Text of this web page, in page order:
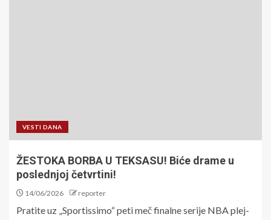
VESTI DANA
ŽESTOKA BORBA U TEKSASU! Biće drame u
poslednjoj četvrtini!
14/06/2026 reporter
Pratite uz „Sportissimo“ peti meč finalne serije NBA plej-